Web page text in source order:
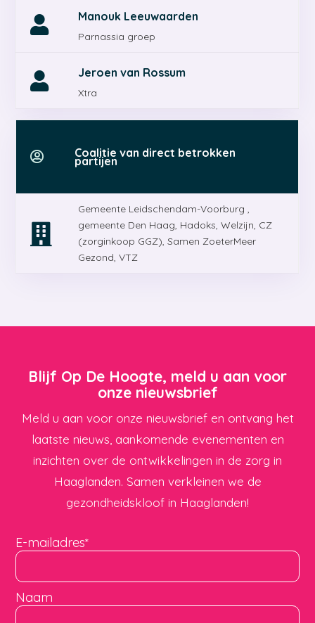
 Manouk Leeuwaarden
Parnassia groep
 Jeroen van Rossum
Xtra
 Coalitie van direct betrokken
partijen

Gemeente Leidschendam-Voorburg ,
gemeente Den Haag, Hadoks, Welzijn, CZ
(zorginkoop GGZ), Samen ZoeterMeer
Gezond, VTZ
Blijf Op De Hoogte, meld u aan voor
onze nieuwsbrief
Meld u aan voor onze nieuwsbrief en ontvang het
laatste nieuws, aankomende evenementen en
inzichten over de ontwikkelingen in de zorg in
Haaglanden. Samen verkleinen we de
gezondheidskloof in Haaglanden!
E-mailadres*
Naam